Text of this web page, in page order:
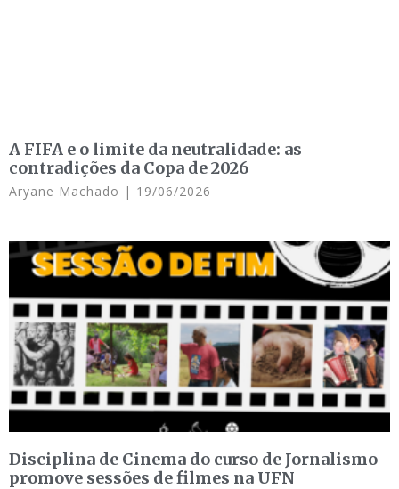
A FIFA e o limite da neutralidade: as
contradições da Copa de 2026
Aryane Machado 19/06/2026
Disciplina de Cinema do curso de Jornalismo
promove sessões de filmes na UFN